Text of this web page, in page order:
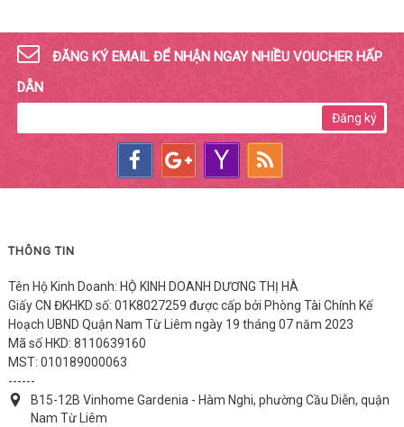
ĐĂNG KÝ EMAIL ĐỂ NHẬN NGAY NHIỀU VOUCHER HẤP
DẪN
Đăng ký
THÔNG TIN
Tên Hộ Kinh Doanh: HỘ KINH DOANH DƯƠNG THỊ HÀ
Giấy CN ĐKHKD số: 01K8027259 được cấp bởi Phòng Tài Chính Kế
Hoạch UBND Quận Nam Từ Liêm ngày 19 tháng 07 năm 2023
Mã số HKD: 8110639160
MST: 010189000063
------
B15-12B Vinhome Gardenia - Hàm Nghi, phường Cầu Diễn, quận
Nam Từ Liêm